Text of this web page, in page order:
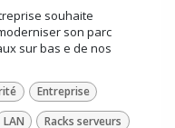
souhaite
son parc
sur bas e de nos
Entreprise
LAN
Racks serveurs